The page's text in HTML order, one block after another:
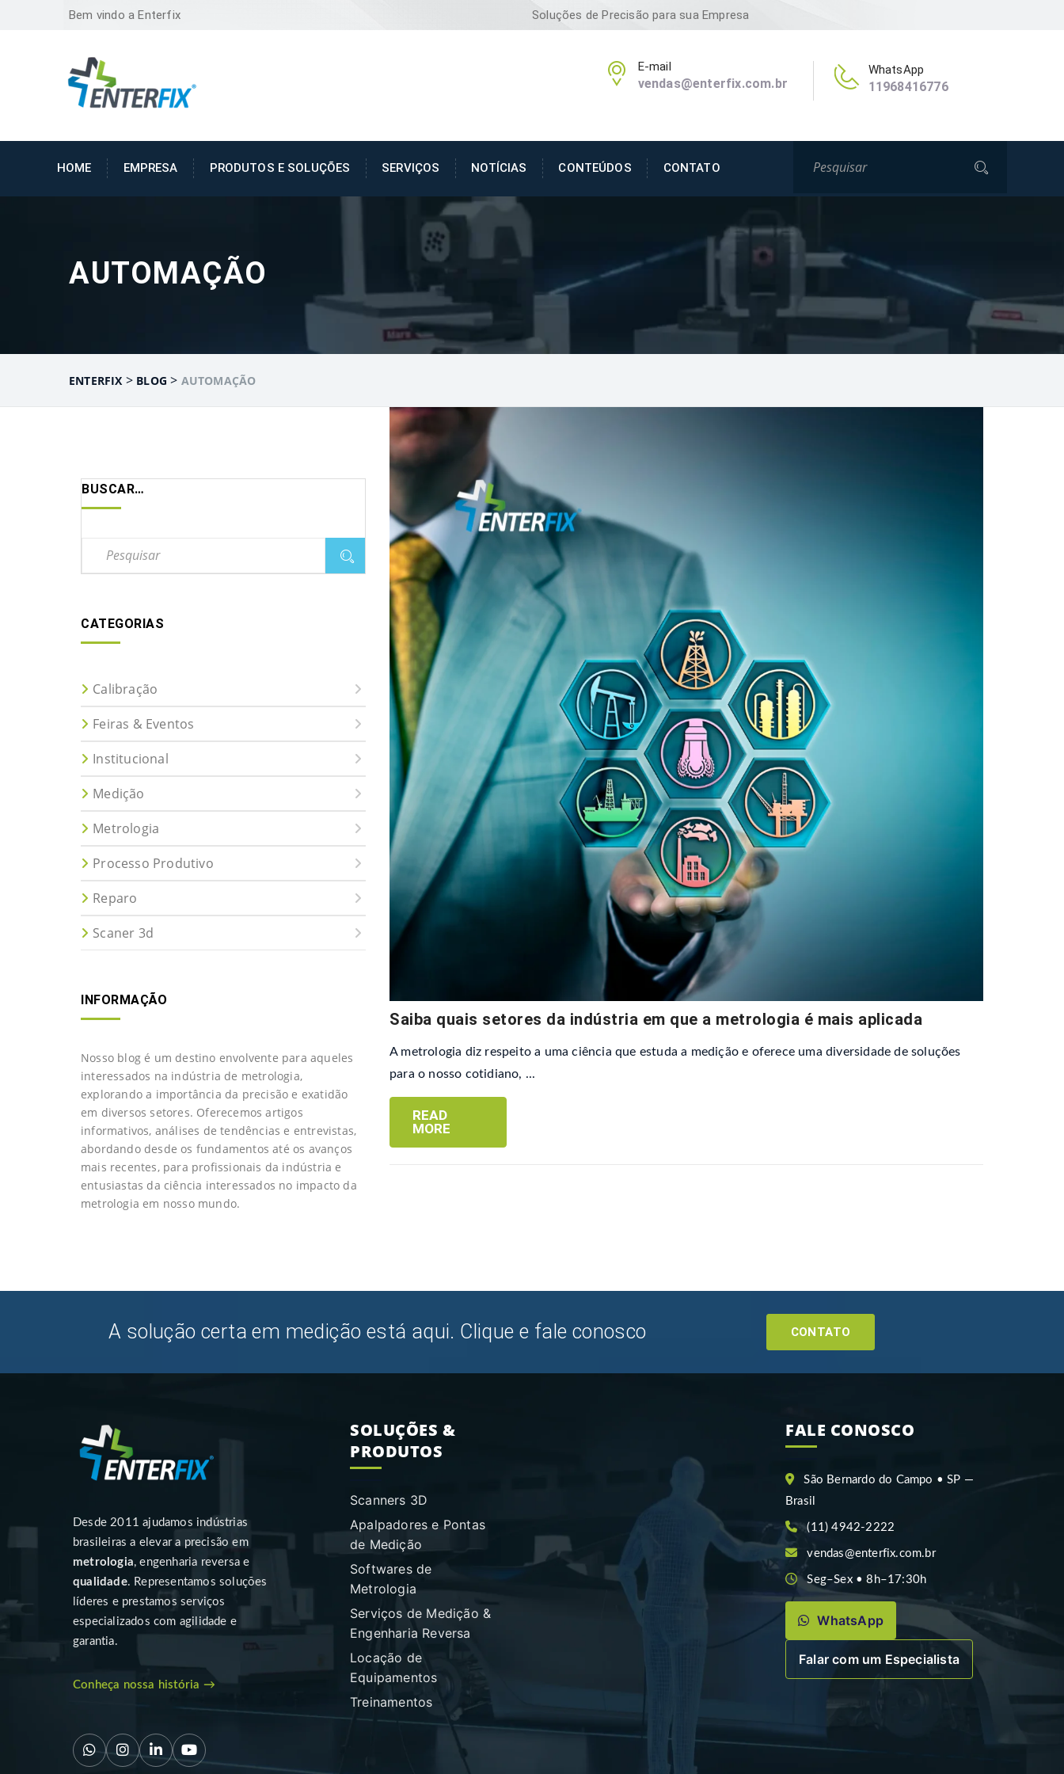
Bem vindo a Enterfix Soluções de Precisão para sua Empresa
E-mail
vendas@enterfix.com.br
WhatsApp
11968416776
HOME EMPRESA PRODUTOS E SOLUÇÕES SERVIÇOS NOTÍCIAS CONTEÚDOS CONTATO
AUTOMAÇÃO
ENTERFIX > BLOG > AUTOMAÇÃO
Saiba quais setores da indústria em que a metrologia é mais aplicada
A metrologia diz respeito a uma ciência que estuda a medição e oferece uma diversidade de soluções
para o nosso cotidiano, ...
READ
MORE
BUSCAR…
CATEGORIAS
Calibração
Feiras & Eventos
Institucional
Medição
Metrologia
Processo Produtivo
Reparo
Scaner 3d
INFORMAÇÃO
Nosso blog é um destino envolvente para aqueles
interessados na indústria de metrologia,
explorando a importância da precisão e exatidão
em diversos setores. Oferecemos artigos
informativos, análises de tendências e entrevistas,
abordando desde os fundamentos até os avanços
mais recentes, para profissionais da indústria e
entusiastas da ciência interessados no impacto da
metrologia em nosso mundo.
A solução certa em medição está aqui. Clique e fale conosco CONTATO
Desde 2011 ajudamos indústrias
brasileiras a elevar a precisão em
metrologia, engenharia reversa e
qualidade. Representamos soluções
líderes e prestamos serviços
especializados com agilidade e
garantia.
Conheça nossa história →
SOLUÇÕES &
PRODUTOS
Scanners 3D
Apalpadores e Pontas
de Medição
Softwares de
Metrologia
Serviços de Medição &
Engenharia Reversa
Locação de
Equipamentos
Treinamentos
FALE CONOSCO
São Bernardo do Campo • SP —
Brasil
(11) 4942-2222
vendas@enterfix.com.br
Seg–Sex • 8h–17:30h
WhatsApp
Falar com um Especialista